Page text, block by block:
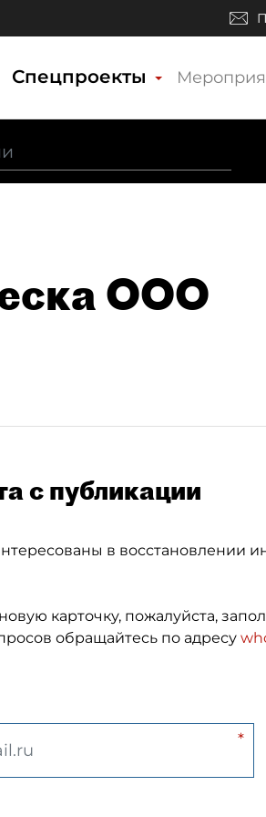
Спецпроекты
ООО
с публикации
в восстановлении
карточку, пожалуйста,
обращайтесь по адресу